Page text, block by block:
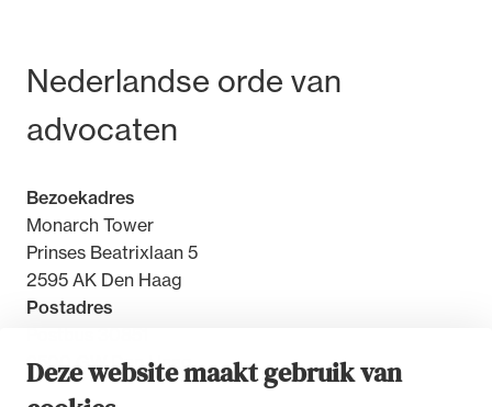
Deze website maakt gebruik van
Bezoek- en postadres
Nederlandse orde van
advocaten
Bezoekadres
Monarch Tower
Prinses Beatrixlaan 5
2595 AK Den Haag
Postadres
2500 GW Den Haag
beroepsuitoefening: van de advocatenpas tot
geheimhoudernummers.